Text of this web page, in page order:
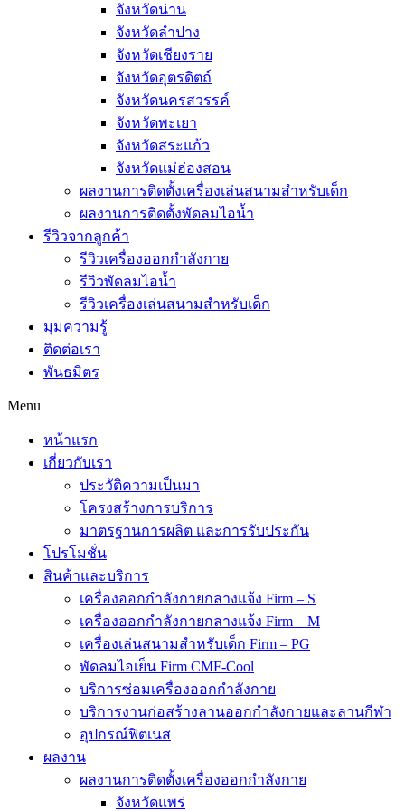
จังหวัดน่าน
จังหวัดลำปาง
จังหวัดเชียงราย
จังหวัดอุตรดิตถ์
จังหวัดนครสวรรค์
จังหวัดพะเยา
จังหวัดสระแก้ว
จังหวัดแม่ฮ่องสอน
ผลงานการติดตั้งเครื่องเล่นสนามสำหรับเด็ก
ผลงานการติดตั้งพัดลมไอน้ำ
รีวิวจากลูกค้า
รีวิวเครื่องออกกำลังกาย
รีวิวพัดลมไอน้ำ
รีวิวเครื่องเล่นสนามสำหรับเด็ก
มุมความรู้
ติดต่อเรา
พันธมิตร
Menu
หน้าแรก
เกี่ยวกับเรา
ประวัติความเป็นมา
โครงสร้างการบริการ
มาตรฐานการผลิต และการรับประกัน
โปรโมชั่น
สินค้าและบริการ
เครื่องออกกำลังกายกลางแจ้ง Firm – S
เครื่องออกกำลังกายกลางแจ้ง Firm – M
เครื่องเล่นสนามสำหรับเด็ก Firm – PG
พัดลมไอเย็น Firm CMF-Cool
บริการซ่อมเครื่องออกกำลังกาย
บริการงานก่อสร้างลานออกกำลังกายและลานกีฬา
อุปกรณ์ฟิตเนส
ผลงาน
ผลงานการติดตั้งเครื่องออกกำลังกาย
จังหวัดแพร่